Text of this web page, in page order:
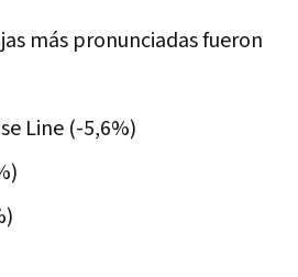
más pronunciadas fueron
Line (-5,6%)